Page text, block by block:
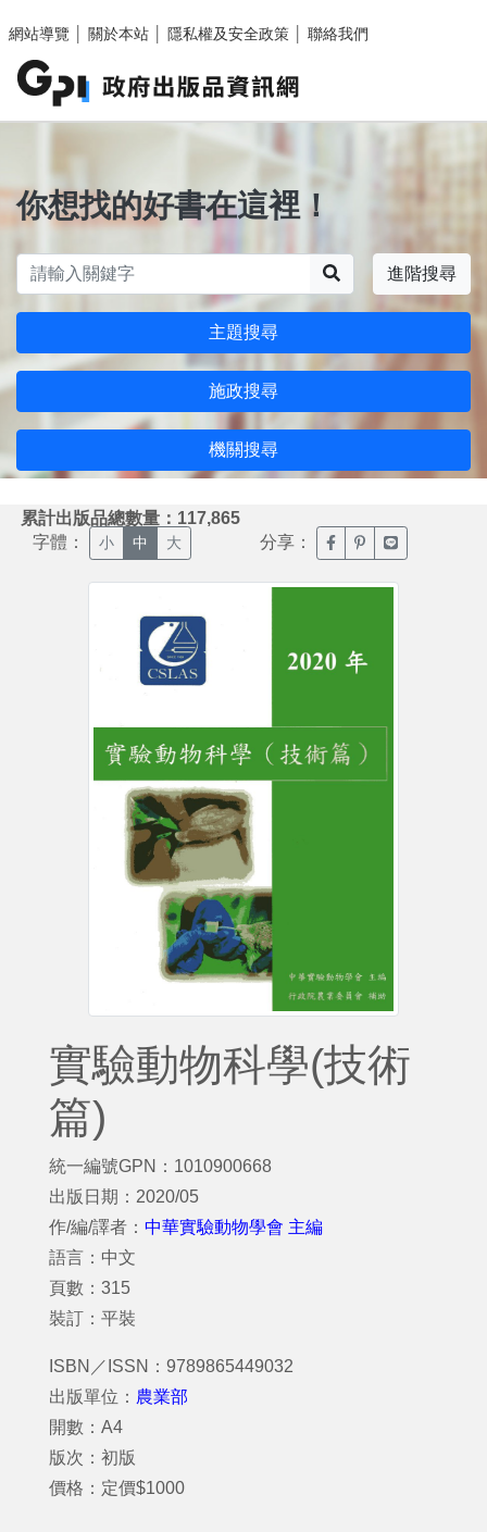
網站導覽
關於本站 隱私權及安全政策 聯絡我們
你想找的好書在這裡！
進階搜尋
主題搜尋
施政搜尋
機關搜尋
累計出版品總數量：117,865
字體： 小 中 大 分享： 臉書分享(另開新視窗)
噗浪分享(另開新
Line分享(另
實驗動物科學(技術
篇)
統一編號GPN：1010900668
出版日期：2020/05
作/編/譯者： 中華實驗動物學會 主編
語言：中文
頁數：315
裝訂：平裝
ISBN／ISSN：9789865449032
出版單位： 農業部
開數：A4
版次：初版
價格：定價$1000